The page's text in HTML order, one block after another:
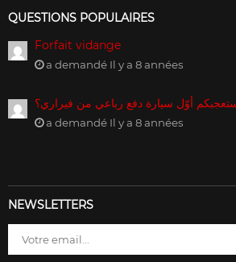
QUESTIONS POPULAIRES
Forfait vidange
a demandé Il y a 8 années
أوّل سيارة دفع رباعي من فيراري؟
a demandé Il y a 8 années
NEWSLETTERS